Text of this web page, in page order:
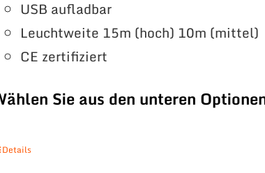
USB aufladbar
Leuchtweite 15m (hoch) 10m (mittel)
CE zertifiziert
Sie aus den unteren
Details